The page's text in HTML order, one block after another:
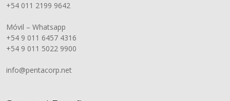
+54 011 2199 9642
Móvil – Whatsapp
+54 9 011 6457 4316
+54 9 011 5022 9900
info@pentacorp.net